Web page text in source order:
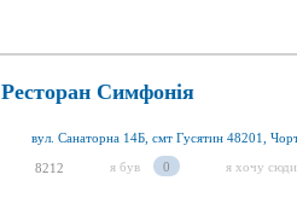
Ресторан Симфонія
8212 я був 0 я хочу сюди